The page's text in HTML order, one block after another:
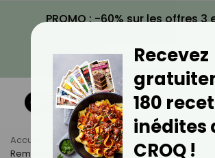
PROMO : -60% sur les offres 3
VOIR LA PROMO
Accueil Actus
Bien-Être
Remèdes Et Astuces Pour Soulager
Recevez
180
inédites
CROQ !